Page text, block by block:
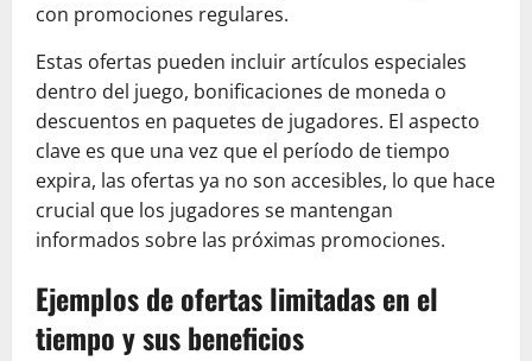
con promociones regulares.
Estas ofertas pueden incluir artículos especiales
dentro del juego, bonificaciones de moneda o
descuentos en paquetes de jugadores. El aspecto
clave es que una vez que el período de tiempo
expira, las ofertas ya no son accesibles, lo que hace
crucial que los jugadores se mantengan
informados sobre las próximas promociones.
Ejemplos de ofertas limitadas en el
tiempo y sus beneficios